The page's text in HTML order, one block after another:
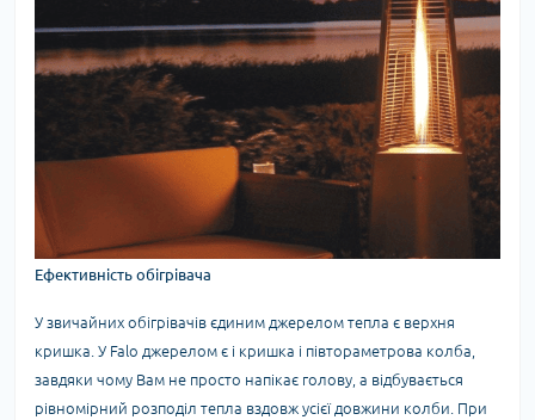
Ефективність обігрівача
У звичайних обігрівачів єдиним джерелом тепла є верхня
кришка. У Falo джерелом є і кришка і півтораметрова колба,
завдяки чому Вам не просто напікає голову, а відбувається
рівномірний розподіл тепла вздовж усієї довжини колби. При